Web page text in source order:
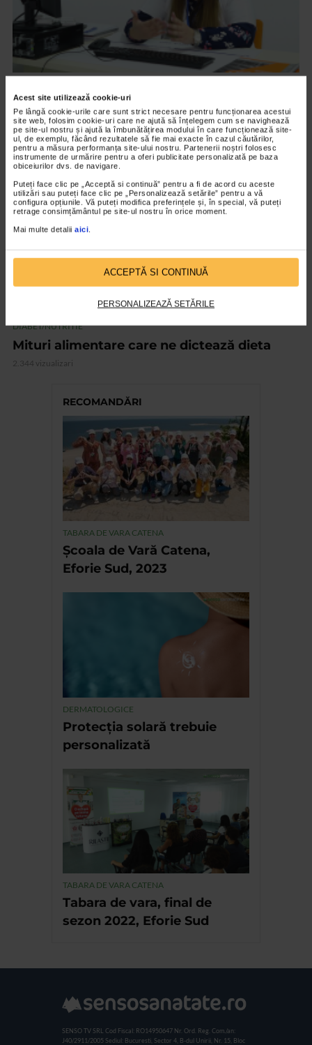
Acest site utilizează cookie-uri
Pe lângă cookie-urile care sunt strict necesare pentru funcționarea acestui
site web, folosim cookie-uri care ne ajută să înțelegem cum se navighează
pe site-ul nostru și ajută la îmbunătățirea modului în care funcționează site-
ul, de exemplu, făcând rezultatele să fie mai exacte în cazul căutărilor,
pentru a măsura performanța site-ului nostru. Partenerii noștri folosesc
instrumente de urmărire pentru a oferi publicitate personalizată pe baza
obiceiurilor dvs. de navigare.
Puteți face clic pe „Acceptă si continuă” pentru a fi de acord cu aceste
utilizări sau puteți face clic pe „Personalizează setările” pentru a vă
configura opțiunile. Vă puteți modifica preferințele și, în special, vă puteți
retrage consimțământul pe site-ul nostru în orice moment.
Mai multe detalii aici.
ACCEPTĂ SI CONTINUĂ
PERSONALIZEAZĂ SETĂRILE
Rolul iodului în organism
5.850 vizualizari
VIDEO
DIABET/NUTRITIE
Mituri alimentare care ne dictează dieta
2.344 vizualizari
RECOMANDĂRI
TABARA DE VARA CATENA
Școala de Vară Catena,
Eforie Sud, 2023
DERMATOLOGICE
Protecția solară trebuie
personalizată
TABARA DE VARA CATENA
Tabara de vara, final de
sezon 2022, Eforie Sud
SENSO TV SRL Cod Fiscal: RO14950647 Nr. Ord. Reg. Com./an:
J40/2911/2005 Sediul: Bucuresti, Sector 4, B-dul Unirii, Nr. 15, Bloc